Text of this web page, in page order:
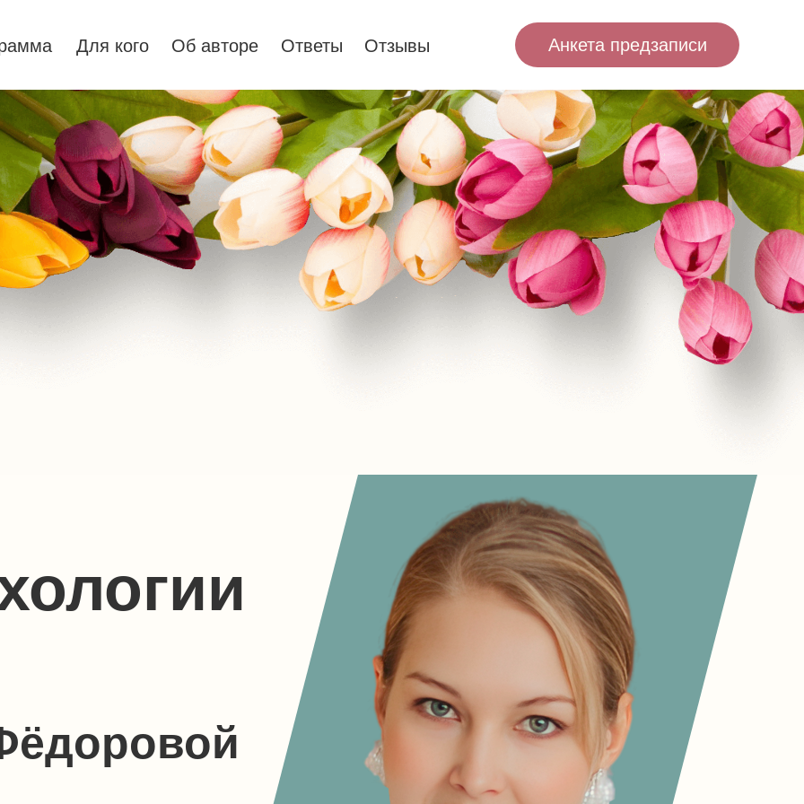
Для кого Об авторе Ответы Анкета предзаписи
Отзывы